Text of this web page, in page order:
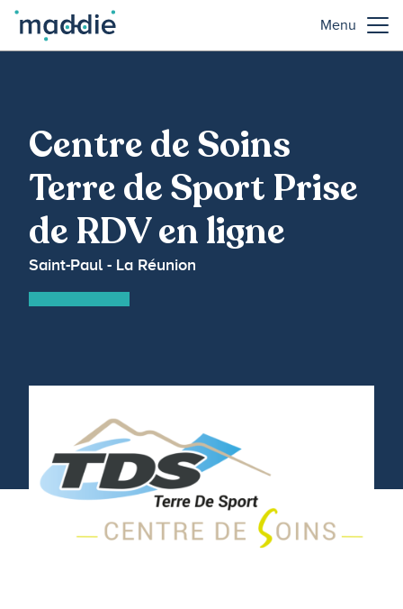
Menu
Centre de Soins
Terre de Sport Prise
de RDV en ligne
Saint-Paul - La Réunion